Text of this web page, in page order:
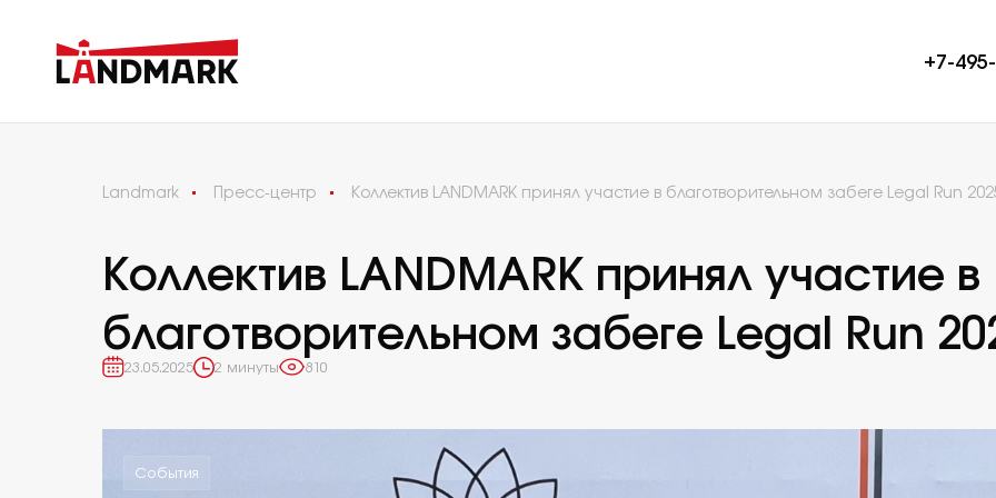
+7-
Команда
Проекты
Пресс-
Контакты
Landmark Пресс-центр Коллектив LANDMARK принял участие в благотворительном забеге Legal Run
Коллектив LANDMARK принял участие в
благотворительном забеге Legal Run
23.05.2025 2 минуты 810
События